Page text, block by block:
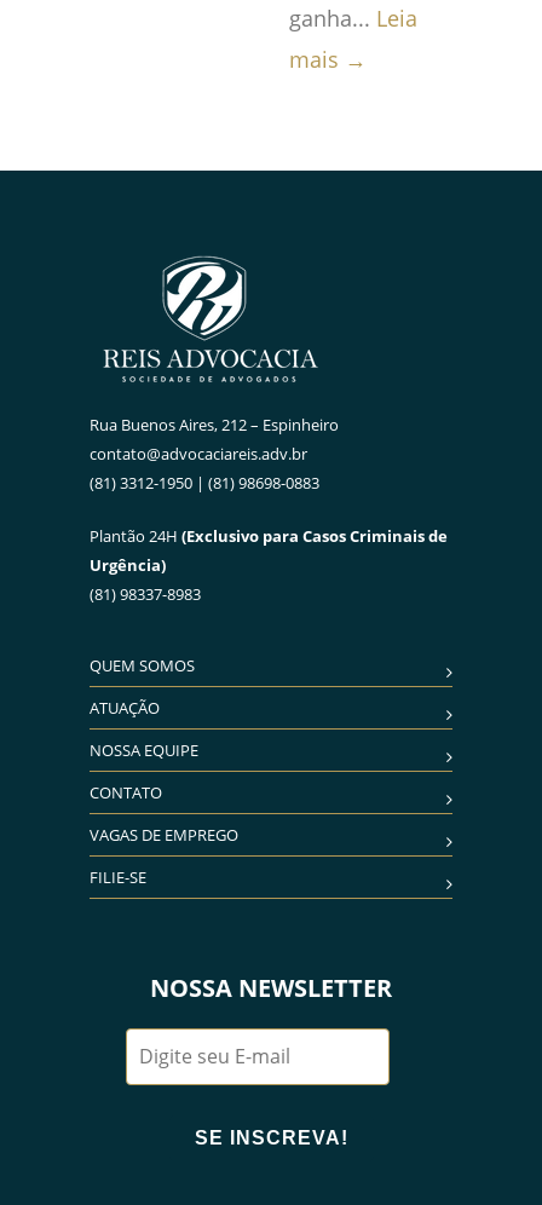
ganha... Leia
mais →
Rua Buenos Aires, 212 – Espinheiro
contato@advocaciareis.adv.br
(81) 3312-1950 | (81) 98698-0883
Plantão 24H (Exclusivo para Casos Criminais de
Urgência)
(81) 98337-8983
QUEM SOMOS
ATUAÇÃO
NOSSA EQUIPE
CONTATO
VAGAS DE EMPREGO
FILIE-SE
NOSSA NEWSLETTER